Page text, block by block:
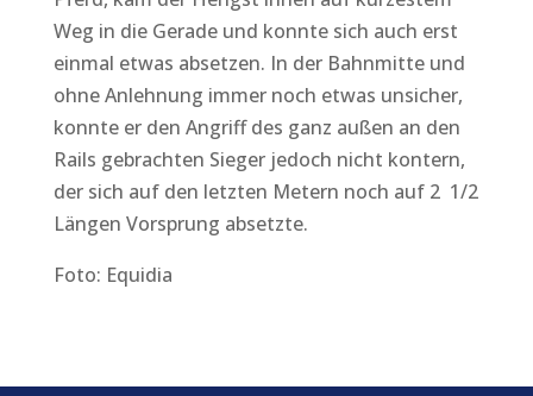
Weg in die Gerade und konnte sich auch erst
einmal etwas absetzen. In der Bahnmitte und
ohne Anlehnung immer noch etwas unsicher,
konnte er den Angriff des ganz außen an den
Rails gebrachten Sieger jedoch nicht kontern,
der sich auf den letzten Metern noch auf 2 1/2
Längen Vorsprung absetzte.
Foto: Equidia